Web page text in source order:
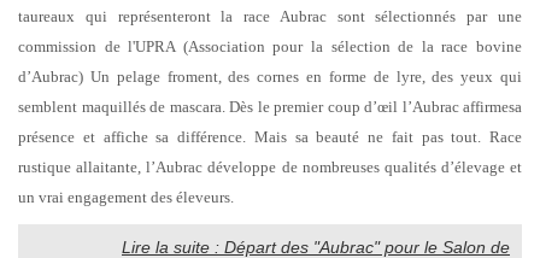
taureaux qui représenteront la race Aubrac sont sélectionnés par une
commission de l'UPRA (Association pour la sélection de la race bovine
d’Aubrac) Un pelage froment, des cornes en forme de lyre, des yeux qui
semblent maquillés de mascara. Dès le premier coup d’œil l’Aubrac affirmesa
présence et affiche sa différence. Mais sa beauté ne fait pas tout. Race
rustique allaitante, l’Aubrac développe de nombreuses qualités d’élevage et
un vrai engagement des éleveurs.
Lire la suite : Départ des "Aubrac" pour le Salon de